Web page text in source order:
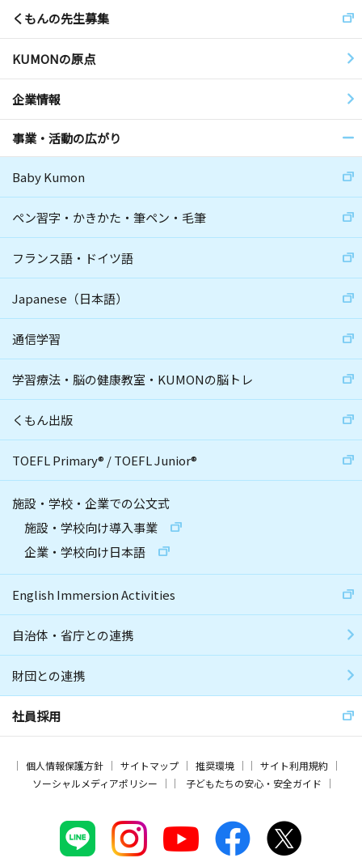
くもんの先生募集
KUMONの原点
企業情報
事業・活動の広がり
Baby Kumon
ペン習字・かきかた・筆ペン・毛筆
フランス語・ドイツ語
Japanese（日本語）
通信学習
学習療法・脳の健康教室・KUMONの脳トレ
くもん出版
TOEFL Primary® /TOEFL Junior®
施設・学校・企業での公文式
施設・学校向け導入事業
企業・学校向け日本語
English Immersion Activities
自治体・省庁との連携
財団との連携
社員採用
個人情報保護方針 サイトマップ 推奨環境
サイト利用規約
ソーシャルメディアポリシー
子どもたちの安心・安全ガイド